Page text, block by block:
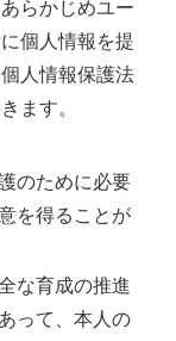
らかじめユー
個人情報を提
人情報保護法
ます。
のために必要
を得ることが
な育成の推進
って、本人の